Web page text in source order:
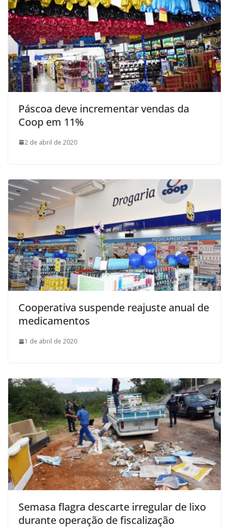
Páscoa deve incrementar vendas da
Coop em 11%
2 de abril de 2020
Cooperativa suspende reajuste anual de
medicamentos
1 de abril de 2020
Semasa flagra descarte irregular de lixo
durante operação de fiscalização